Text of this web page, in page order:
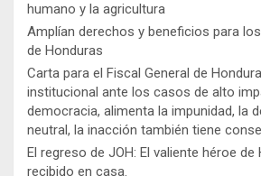
humano y la agricultura
Amplían derechos y beneficios para
de Honduras
Carta para el Fiscal General de
institucional ante los casos de alto
democracia, alimenta la impunidad, la
neutral, la inacción también tiene
El regreso de JOH: El valiente héroe de
recibido en casa.